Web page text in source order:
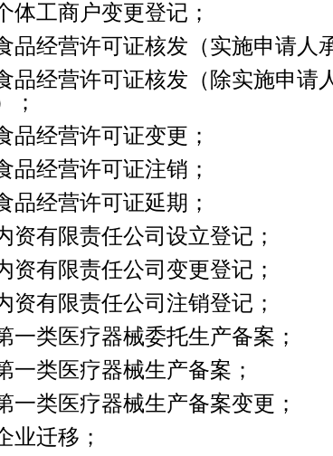
体工商户变更登记；
品经营许可证核发（实施申请人
品经营许可证核发（除实施申请
；
品经营许可证变更；
品经营许可证注销；
品经营许可证延期；
资有限责任公司设立登记；
资有限责任公司变更登记；
资有限责任公司注销登记；
一类医疗器械委托生产备案；
一类医疗器械生产备案；
一类医疗器械生产备案变更；
业迁移；